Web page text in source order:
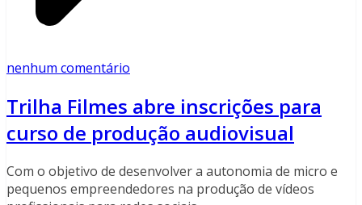
nenhum comentário
Trilha Filmes abre inscrições para
curso de produção audiovisual
Com o objetivo de desenvolver a autonomia de micro e
pequenos empreendedores na produção de vídeos